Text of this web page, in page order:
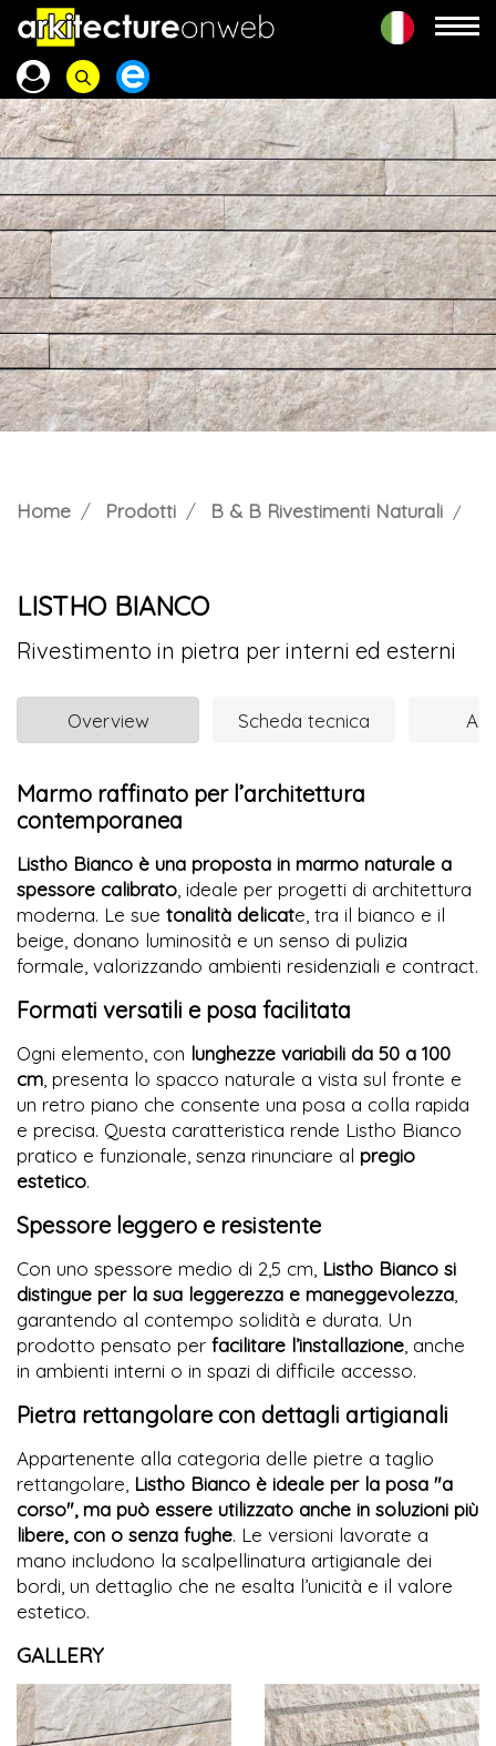
Home Prodotti B & B Rivestimenti Naturali
LISTHO BIANCO
Rivestimento in pietra per interni ed esterni
Overview Scheda tecnica
Marmo raffinato per l’architettura
contemporanea
Listho Bianco è una proposta in marmo naturale a
spessore calibrato , ideale per progetti di architettura
moderna. Le sue tonalità delicate, tra il bianco e il
beige, donano luminosità e un senso di pulizia
formale, valorizzando ambienti residenziali e contract.
Formati versatili e posa facilitata
Ogni elemento, con lunghezze variabili da 50 a 100
cm , presenta lo spacco naturale a vista sul fronte e
un retro piano che consente una posa a colla rapida
e precisa. Questa caratteristica rende Listho Bianco
pratico e funzionale, senza rinunciare al pregio
estetico.
Spessore leggero e resistente
Con uno spessore medio di 2,5 cm, Listho Bianco si
distingue per la sua leggerezza e maneggevolezza
garantendo al contempo solidità e durata. Un
prodotto pensato per facilitare l’installazione , anche
in ambienti interni o in spazi di difficile accesso.
Pietra rettangolare con dettagli artigianali
Appartenente alla categoria delle pietre a taglio
rettangolare, Listho Bianco è ideale per la posa "a
corso", ma può essere utilizzato anche in soluzioni più
libere, con o senza fughe. Le versioni lavorate a
mano includono la scalpellinatura artigianale dei
bordi, un dettaglio che ne esalta l’unicità e il valore
estetico.
GALLERY